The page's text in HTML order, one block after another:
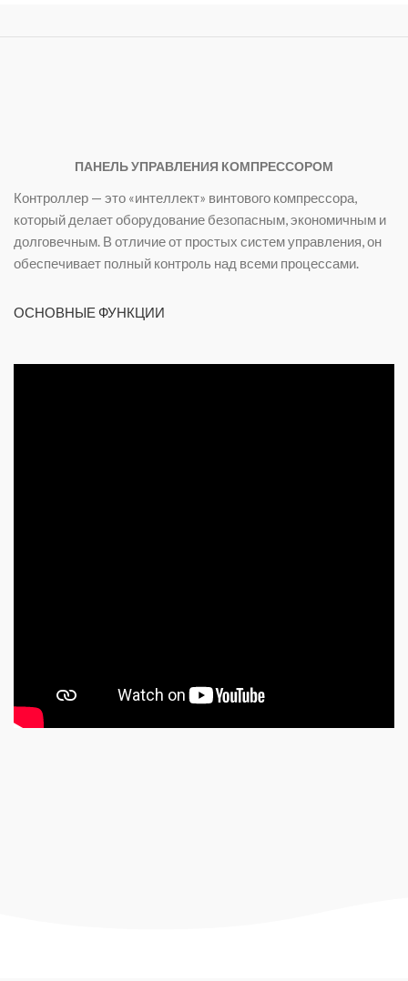
ПАНЕЛЬ УПРАВЛЕНИЯ КОМПРЕССОРОМ
Контроллер — это «интеллект» винтового компрессора,
который делает оборудование безопасным, экономичным и
долговечным. В отличие от простых систем управления, он
обеспечивает полный контроль над всеми процессами.
ОСНОВНЫЕ ФУНКЦИИ